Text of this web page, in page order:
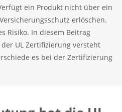
ein Produkt nicht über ein
erlöschen.
Risiko. In diesem Beitrag
UL Zertifizierung versteht
es bei der Zertifizierung